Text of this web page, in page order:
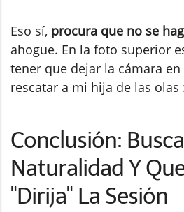
Eso sí, procura que no se
ahogue. En la foto superior
tener que dejar la cámara
rescatar a mi hija de las olas
Conclusión:
Naturalidad Y
"Dirija" La Sesión